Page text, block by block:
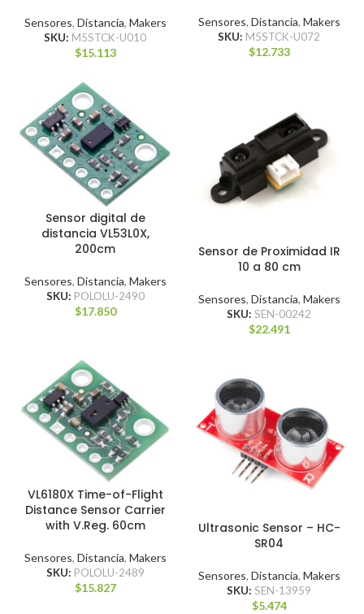
Sensores, Distancia, Makers
SKU: M5STCK-U010
$15.113
Sensores, Distancia, Makers
SKU: M5STCK-U072
$12.733
Sensor digital de
distancia VL53L0X,
200cm
Sensores, Distancia, Makers
SKU: POLOLU-2490
$17.850
Sensor de Proximidad IR
10 a 80 cm
Sensores, Distancia, Makers
SKU: SEN-00242
$22.491
VL6180X Time-of-Flight
Distance Sensor Carrier
with V.Reg. 60cm
Sensores, Distancia, Makers
SKU: POLOLU-2489
$15.827
Ultrasonic Sensor – HC-
SR04
Sensores, Distancia, Makers
SKU: SEN-13959
$5.474